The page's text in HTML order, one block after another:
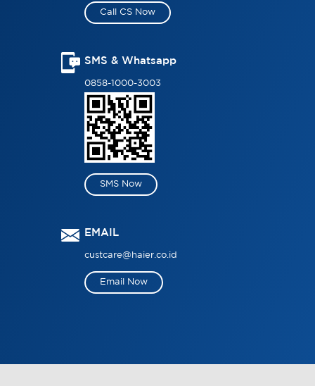
Call CS Now
SMS & Whatsapp
0858-1000-3003
SMS Now
EMAIL
custcare@haier.co.id
Email Now